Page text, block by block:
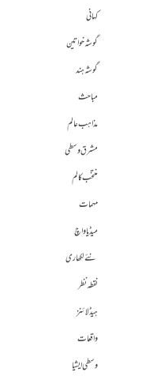
کہانی
گوشہ خواتین
گوشہ ہند
مباحث
مذاہب عالم
مشرق وسطی
منتخب کالم
مہمات
میڈیا واچ
نئے لکھاری
نقطہ نظر
ہیڈلائنز
واقعات
وسطی ایشیا